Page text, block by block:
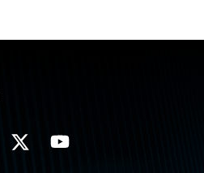
Bild Bild